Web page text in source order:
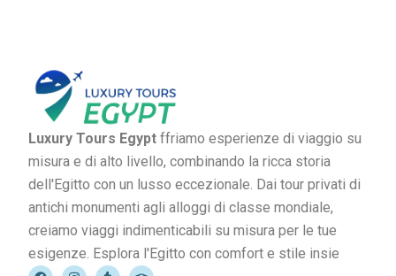
Luxury Tours Egypt ffriamo esperienze di viaggio su
misura e di alto livello, combinando la ricca storia
dell'Egitto con un lusso eccezionale. Dai tour privati di
antichi monumenti agli alloggi di classe mondiale,
creiamo viaggi indimenticabili su misura per le tue
esigenze. Esplora l'Egitto con comfort e stile insie